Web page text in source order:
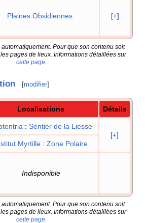
Plaines Obsidiennes [+]
Pour que son contenu soit
pages de lieux. Informations détaillées sur
cette page
[modifier]
Localisations Détails
: Sentier de la Liesse
[+]
Myrtille : Zone Polaire
Indisponible
Pour que son contenu soit
pages de lieux. Informations détaillées sur
cette page